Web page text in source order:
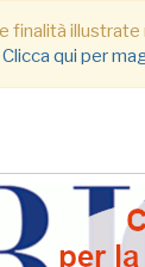
Clicca qui per